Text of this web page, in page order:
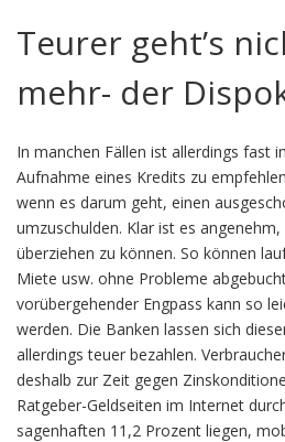
Teurer geht’s
mehr- der
In manchen Fällen ist allerdings fast
Aufnahme eines Kredits zu
wenn es darum geht, einen
umzuschulden. Klar ist es
überziehen zu können. So können
Miete usw. ohne Probleme
vorübergehender Engpass kann so
werden. Die Banken lassen sich
allerdings teuer bezahlen.
deshalb zur Zeit gegen
Ratgeber-Geldseiten im Internet
sagenhaften 11,2 Prozent liegen,